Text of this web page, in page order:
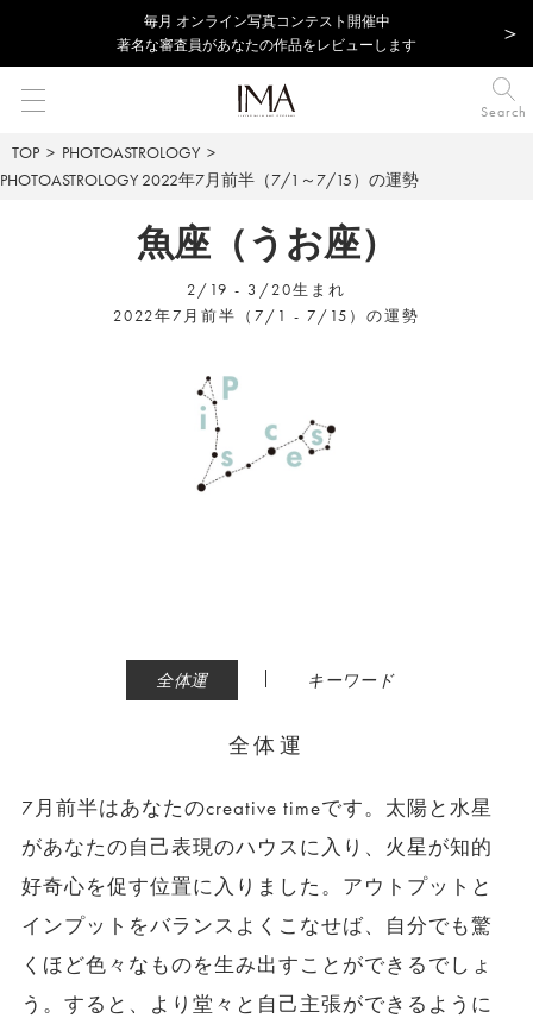
毎⽉ オンライン写真コンテスト開催中
著名な審査員があなたの作品をレビューします
Search
TOP
PHOTOASTROLOGY
PHOTOASTROLOGY 2022年7月前半（7/1～7/15）の運勢
魚座（うお座）
2/19 - 3/20生まれ
2022年7月前半（7/1 - 7/15）の運勢
全体運 | キーワード
全体運
7月前半はあなたのcreative timeです。太陽と水星
があなたの自己表現のハウスに入り、火星が知的
好奇心を促す位置に入りました。アウトプットと
インプットをバランスよくこなせば、自分でも驚
くほど色々なものを生み出すことができるでしょ
う。すると、より堂々と自己主張ができるように